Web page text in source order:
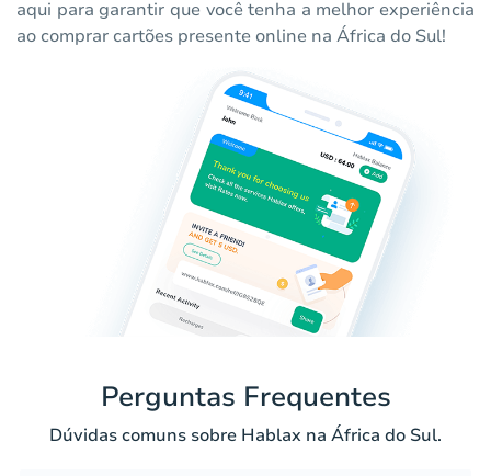
aqui para garantir que você tenha a melhor experiência
ao comprar cartões presente online na África do Sul!
Perguntas Frequentes
Dúvidas comuns sobre Hablax na África do Sul.